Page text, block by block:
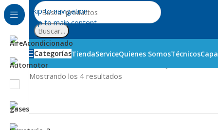
Skip to navigation
Skip to main content
Buscar...
CategoríasTiendaServiceQuienes SomosTécnicos
Inicio
Mostrando los 4 resultados